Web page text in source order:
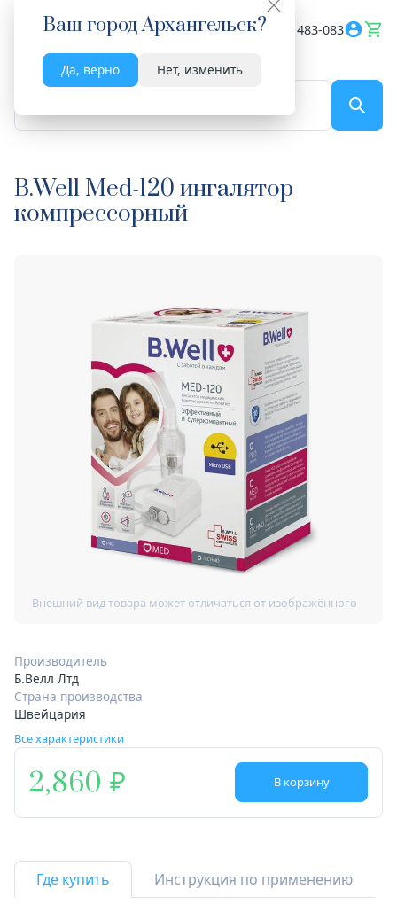
Ваш городАрхангельск?
Да, верно Нет, изменить
Весь сайт 8182 483-083
B.Well Med-120 ингалятор
компрессорный
Производитель
Б.Велл Лтд
Страна производства
Швейцария
Все характеристики
2,860 В корзину
Где купить Инструкция по применению